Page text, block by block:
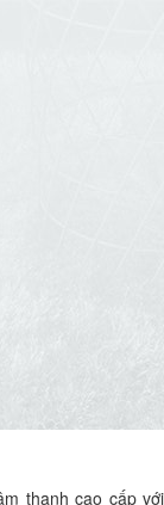
thanh cao cấp với